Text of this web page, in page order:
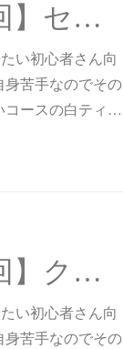
【100切り講座 第05回】セカンドショットで使いたいクラブを持っていない場合は取りに戻る？
い初心者さん向
苦手なのでその
コースの白ティ…
【100切り講座 第04回】クラブセッティングは全体のバランスが大事？？
い初心者さん向
苦手なのでその